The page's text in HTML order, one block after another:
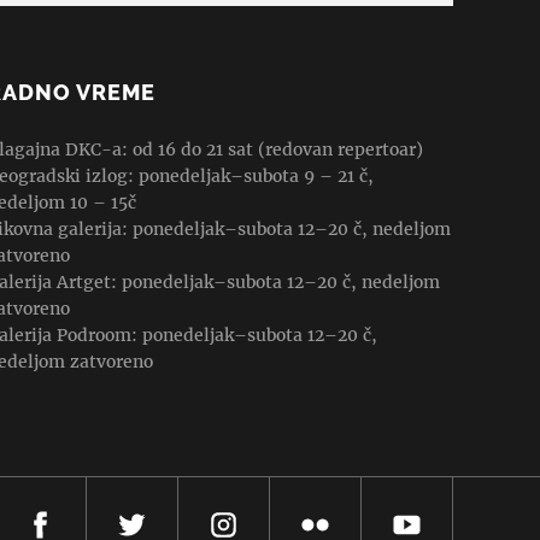
VREME
DKC-a: od 16 do 21 sat (redovan repertoar)
izlog: ponedeljak–subota 9 – 21 č,
10 – 15č
galerija: ponedeljak–subota 12–20 č, nedeljom
Artget: ponedeljak–subota 12–20 č, nedeljom
Podroom: ponedeljak–subota 12–20 č,
zatvoreno